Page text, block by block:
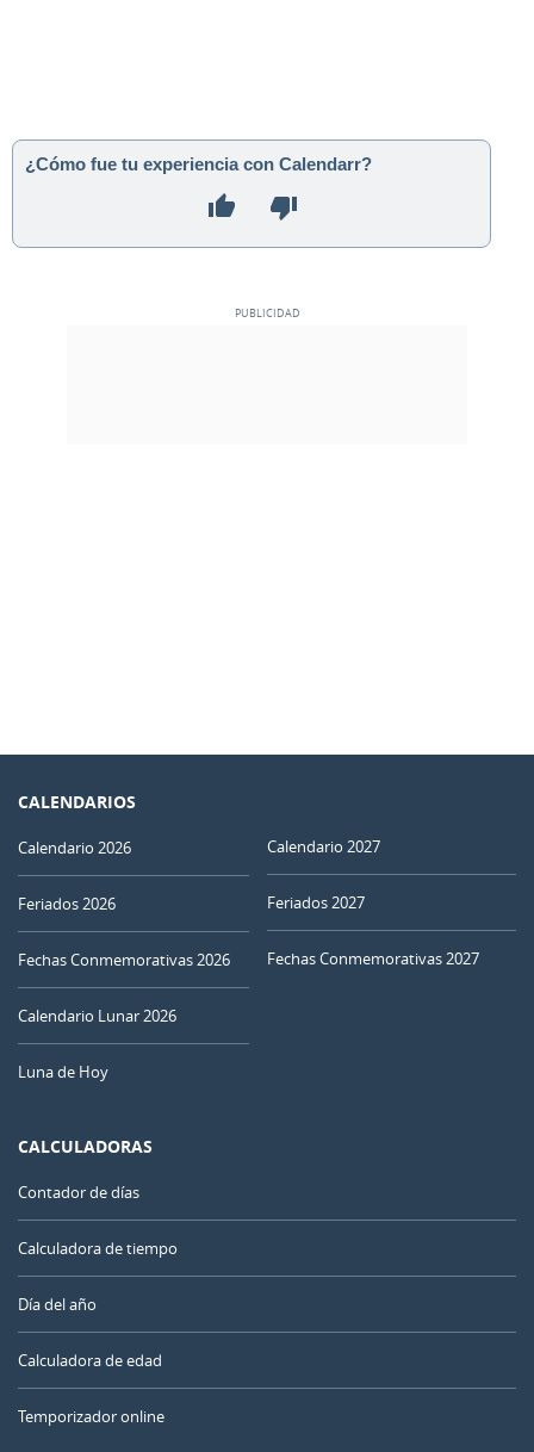
¿Cómo fue tu experiencia con Calendarr?
CALENDARIOS
Calendario 2026
Feriados 2026
Fechas Conmemorativas 2026
Calendario Lunar 2026
Luna de Hoy
Calendario 2027
Feriados 2027
Fechas Conmemorativas 2027
CALCULADORAS
Contador de días
Calculadora de tiempo
Día del año
Calculadora de edad
Temporizador online